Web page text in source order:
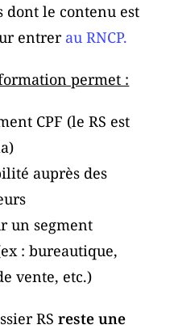
dont le contenu est
entrer au RNCP.
permet :
CPF (le RS est
auprès des
un segment
: bureautique,
vente, etc.)
RSreste une